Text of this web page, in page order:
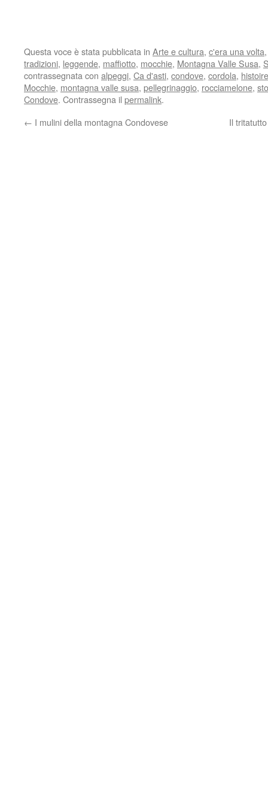
Questa voce è stata pubblicata in Arte e cultura, c'era una volta
tradizioni, leggende, maffiotto, mocchie, Montagna Valle Susa,
contrassegnata con alpeggi, Ca d'asti, condove, cordola,
Mocchie, montagna valle susa, pellegrinaggio, rocciamelone,
Condove. Contrassegna il permalink.
← I mulini della montagna Condovese Il